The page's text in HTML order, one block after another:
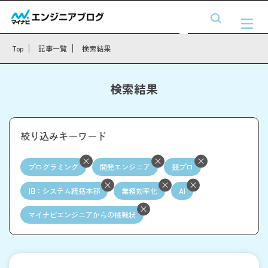
Top 記事一覧 検索結果
検索結果
絞り込みキーワード
プログラミング 開発エンジニア 競プロ
旧：システム統括本部 業務効率化 AI
マイナビエンジニアからの挑戦状